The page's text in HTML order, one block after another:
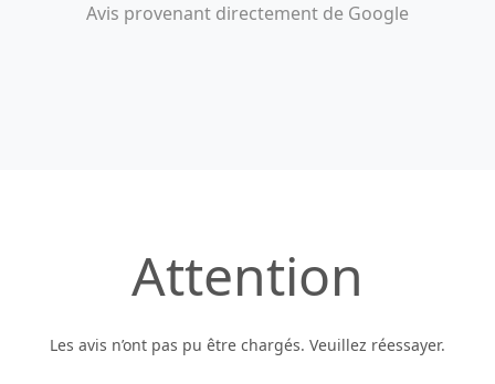
Avis provenant directement de Google
Attention
Les avis n’ont pas pu être chargés. Veuillez réessayer.